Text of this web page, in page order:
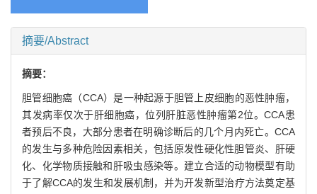
摘要/Abstract
摘要：
胆管细胞癌（CCA）是一种起源于胆管上皮细胞的恶性肿瘤，
其发病率仅次于肝细胞癌，位列肝脏恶性肿瘤第2位。CCA患
者预后不良，大部分患者在明确诊断后的几个月内死亡。CCA
的发生与多种危险因素相关，包括原发性硬化性胆管炎、肝硬
化、化学物质接触和肝吸虫感染等。建立合适的动物模型有助
于了解CCA的发生和发展机制，并为开发新型治疗方法奠定基